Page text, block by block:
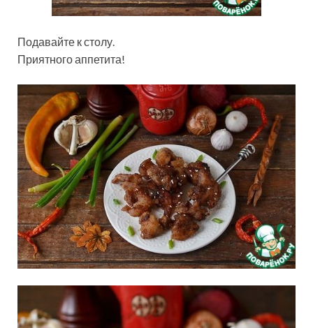
Подавайте к столу.
Приятного аппетита!